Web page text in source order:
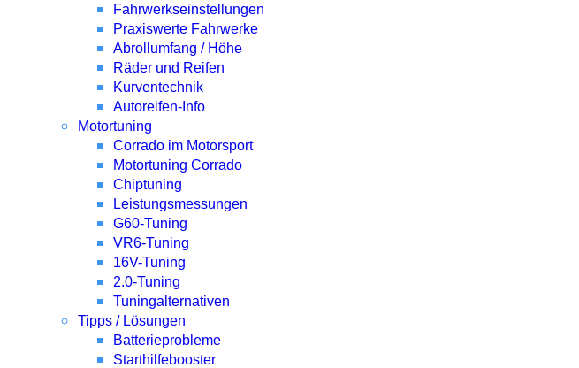
Fahrwerkseinstellungen
Praxiswerte Fahrwerke
Abrollumfang / Höhe
Räder und Reifen
Kurventechnik
Autoreifen-Info
Motortuning
Corrado im Motorsport
Motortuning Corrado
Chiptuning
Leistungsmessungen
G60-Tuning
VR6-Tuning
16V-Tuning
2.0-Tuning
Tuningalternativen
Tipps / Lösungen
Batterieprobleme
Starthilfebooster